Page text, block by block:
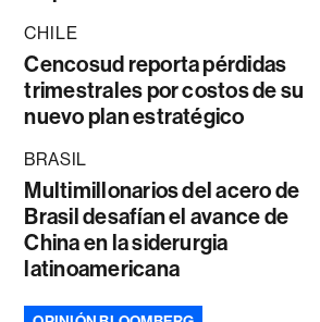
CHILE
Cencosud reporta pérdidas
trimestrales por costos de su
nuevo plan estratégico
BRASIL
Multimillonarios del acero de
Brasil desafían el avance de
China en la siderurgia
latinoamericana